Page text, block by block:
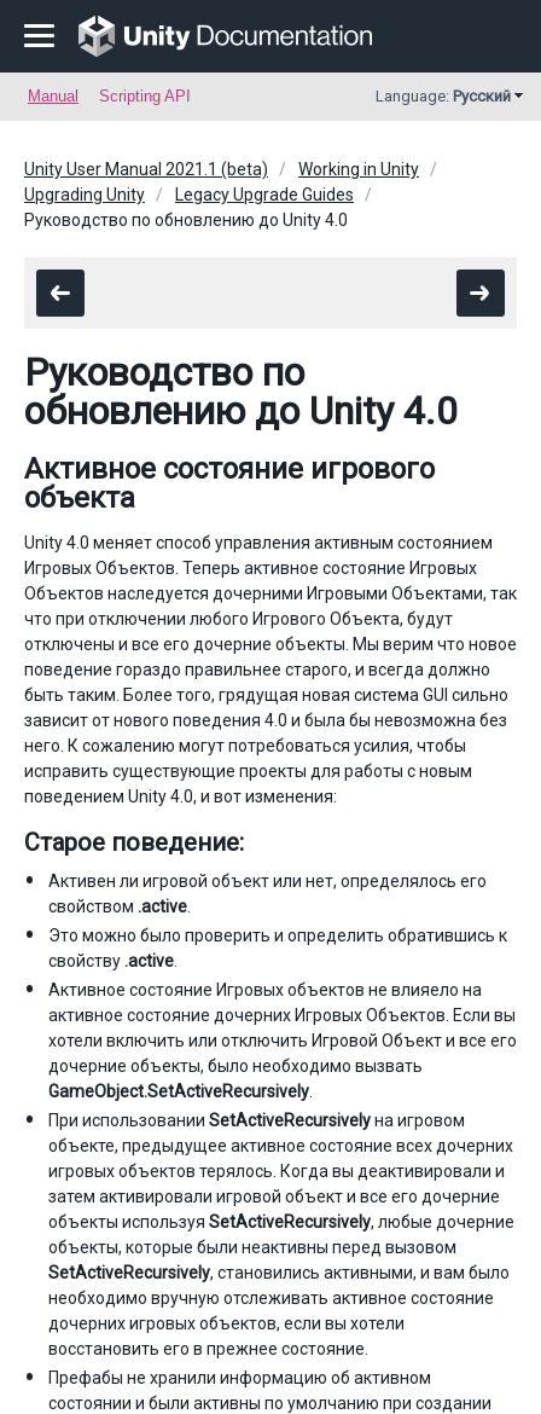
Manual Scripting API Language: Русский
Unity User Manual 2021.1 (beta)
Working in Unity
Upgrading Unity
Legacy Upgrade Guides
Руководство по обновлению до Unity 4.0
Руководство по
обновлению до Unity 4.0
Активное состояние игрового
объекта
Unity 4.0 меняет способ управления активным состоянием
Игровых Объектов. Теперь активное состояние Игровых
Объектов наследуется дочерними Игровыми Объектами, так
что при отключении любого Игрового Объекта, будут
отключены и все его дочерние объекты. Мы верим что новое
поведение гораздо правильнее старого, и всегда должно
быть таким. Более того, грядущая новая система GUI сильно
зависит от нового поведения 4.0 и была бы невозможна без
него. К сожалению могут потребоваться усилия, чтобы
исправить существующие проекты для работы с новым
поведением Unity 4.0, и вот изменения:
Старое поведение:
Активен ли игровой объект или нет, определялось его
свойством .active
Это можно было проверить и определить обратившись к
свойству .active
Активное состояние Игровых объектов не влияело на
активное состояние дочерних Игровых Объектов. Если вы
хотели включить или отключить Игровой Объект и все его
дочерние объекты, было необходимо вызвать
GameObject.SetActiveRecursively
При использовании SetActiveRecursivelyна игровом
объекте, предыдущее активное состояние всех дочерних
игровых объектов терялось. Когда вы деактивировали и
затем активировали игровой объект и все его дочерние
объекты используя SetActiveRecursively, любые дочерние
объекты, которые были неактивны перед вызовом
SetActiveRecursively, становились активными, и вам было
необходимо вручную отслеживать активное состояние
дочерних игровых объектов, если вы хотели
восстановить его в прежнее состояние.
Префабы не хранили информацию об активном
состоянии и были активны по умолчанию при создании